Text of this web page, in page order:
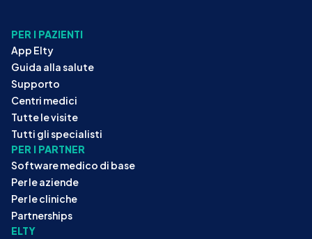
PER I PAZIENTI
App Elty
Guida alla salute
Supporto
Centri medici
Tutte le visite
Tutti gli specialisti
PER I PARTNER
Software medico di base
Per le aziende
Per le cliniche
Partnerships
ELTY